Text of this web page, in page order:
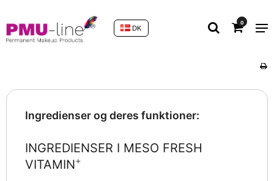
0
DK
Ingredienser og deres funktioner:
INGREDIENSER I MESO FRESH
VITAMIN+